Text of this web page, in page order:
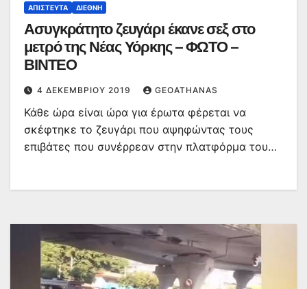
ΑΠΊΣΤΕΥΤΑ ΔΙΕΘΝΉ
Ασυγκράτητο ζευγάρι έκανε σεξ στο
μετρό της Νέας Υόρκης – ΦΩΤΟ –
ΒΙΝΤΕΟ
4 ΔΕΚΕΜΒΡΊΟΥ 2019 GEOATHANAS
Κάθε ώρα είναι ώρα για έρωτα φέρεται να
σκέφτηκε το ζευγάρι που αψηφώντας τους
επιβάτες που συνέρρεαν στην πλατφόρμα του…